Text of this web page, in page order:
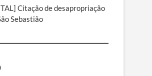
Citação de desapropriação
Sebastião